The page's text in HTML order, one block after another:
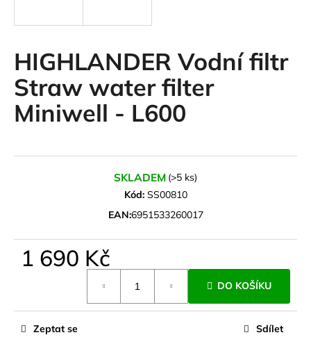
HIGHLANDER Vodní filtr
Straw water filter
Miniwell - L600
SKLADEM (>5 ks)
Kód: SS00810
EAN:6951533260017
1 690 Kč
DO KOŠÍKU
Zeptat se Sdílet
í
t
?
o
č
u